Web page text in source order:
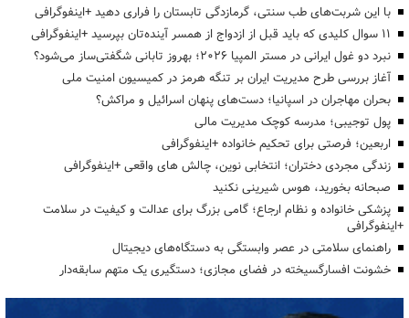
با این شربت‌های طب سنتی، گرمازدگی تابستان را فراری دهید +اینفوگرافی
۱۱ سوال کلیدی که باید قبل از ازدواج از همسر آینده‌تان بپرسید +اینفوگرافی
نبرد دو غول ایرانی در مستر المپیا ۲۰۲۶؛ بهروز تابانی شگفتی‌ساز می‌شود؟
آغاز بررسی طرح مدیریت ایران بر تنگه هرمز در کمیسیون امنیت ملی
بحران مهاجران در اسپانیا؛ دست‌های پنهان اسرائیل و مراکش؟
پول توجیبی؛ مدرسه کوچک مدیریت مالی
اربعین؛ فرصتی برای تحکیم خانواده +اینفوگرافی
زندگی مجردی دختران؛ انتخابی نوین، چالش های واقعی +اینفوگرافی
صبحانه بخورید، هوس شیرینی نکنید
پزشکی خانواده و نظام ارجاع؛ گامی بزرگ برای عدالت و کیفیت در سلامت
+اینفوگرافی
راهنمای سلامتی در عصر وابستگی به دستگاه‌های دیجیتال
خشونت افسارگسیخته در فضای مجازی؛ دستگیری یک متهم سابقه‌دار